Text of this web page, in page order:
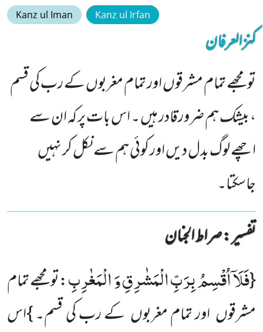
Kanz ul Iman Kanz ul Irfan
کنزالعرفان
تو مجھے تمام مشرقوں اور تمام مغربوں کے رب کی قسم
، بیشک ہم ضرورقادر ہیں ۔ اس بات پر کہ ان سے
اچھے لوگ بدل دیں اور کوئی ہم سے نکل کر نہیں
جاسکتا۔
تفسیر : ‎صراط الجنان
}فَلَاۤ اُقْسِمُ بِرَبِّ الْمَشٰرِقِ وَ الْمَغٰرِبِ:تو مجھے تمام
مشرقوں اور تمام مغربوں کے رب کی قسم۔{اس